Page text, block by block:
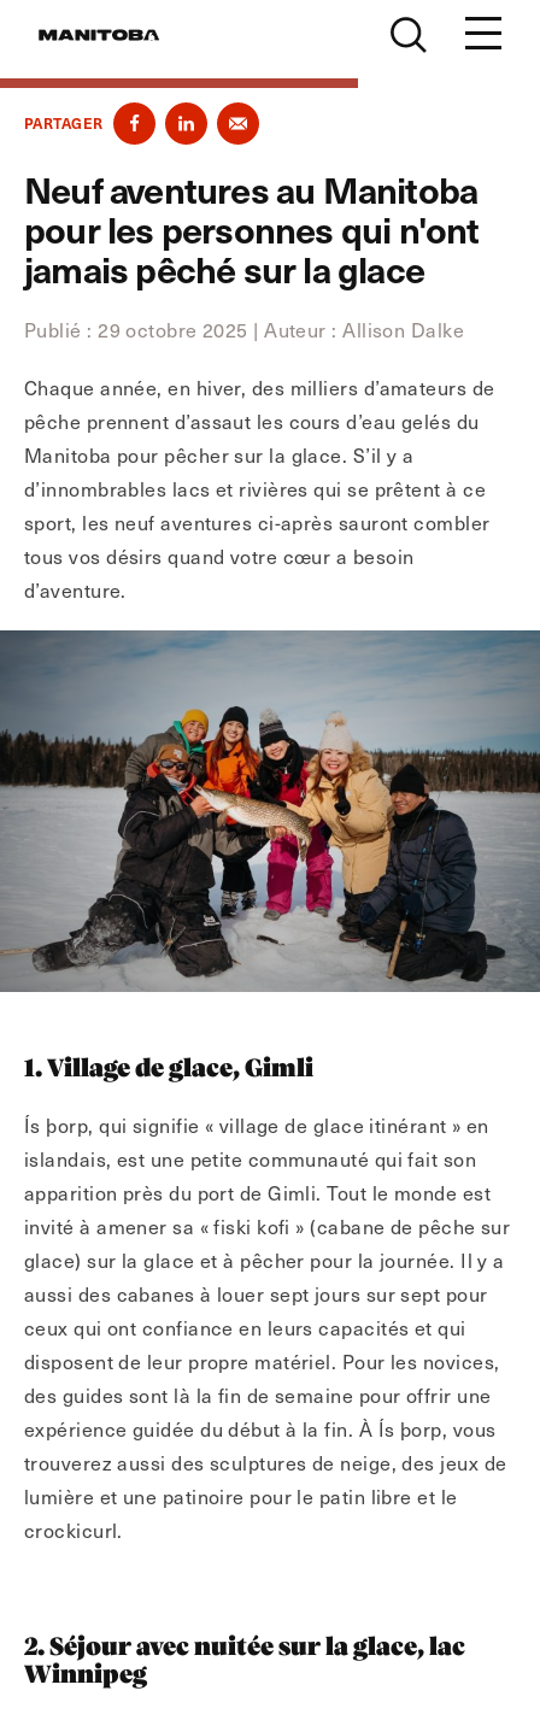
PARTAGER
Neuf aventures au Manitoba
pour les personnes qui n'ont
jamais pêché sur la glace
Publié : 29 octobre 2025 | Auteur : Allison Dalke
Chaque année, en hiver, des milliers d’amateurs de
pêche prennent d’assaut les cours d’eau gelés du
Manitoba pour pêcher sur la glace. S’il y a
d’innombrables lacs et rivières qui se prêtent à ce
sport, les neuf aventures ci-après sauront combler
tous vos désirs quand votre cœur a besoin
d’aventure.
1. Village de glace, Gimli
Ís þorp, qui signifie « village de glace itinérant » en
islandais, est une petite communauté qui fait son
apparition près du port de Gimli. Tout le monde est
invité à amener sa « fiski kofi » (cabane de pêche sur
glace) sur la glace et à pêcher pour la journée. Il y a
aussi des cabanes à louer sept jours sur sept pour
ceux qui ont confiance en leurs capacités et qui
disposent de leur propre matériel. Pour les novices,
des guides sont là la fin de semaine pour offrir une
expérience guidée du début à la fin. À Ís þorp, vous
trouverez aussi des sculptures de neige, des jeux de
lumière et une patinoire pour le patin libre et le
crockicurl.
2. Séjour avec nuitée sur la glace, lac
Winnipeg